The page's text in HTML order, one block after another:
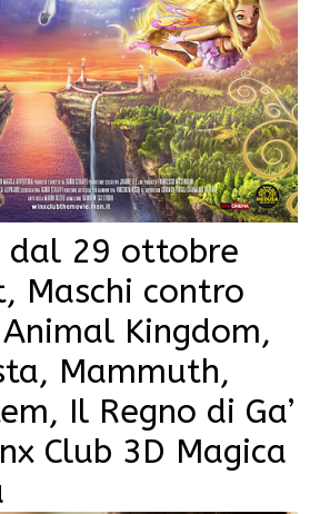
dal 29 ottobre
Maschi contro
Kingdom,
Mammuth,
Il Regno di Ga’
Club 3D Magica